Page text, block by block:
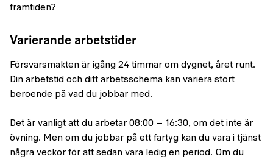
framtiden?
Varierande arbetstider
Försvarsmakten är igång 24 timmar om dygnet, året runt.
Din arbetstid och ditt arbetsschema kan variera stort
beroende på vad du jobbar med.
Det är vanligt att du arbetar 08:00 – 16:30, om det inte är
övning. Men om du jobbar på ett fartyg kan du vara i tjänst
några veckor för att sedan vara ledig en period. Om du